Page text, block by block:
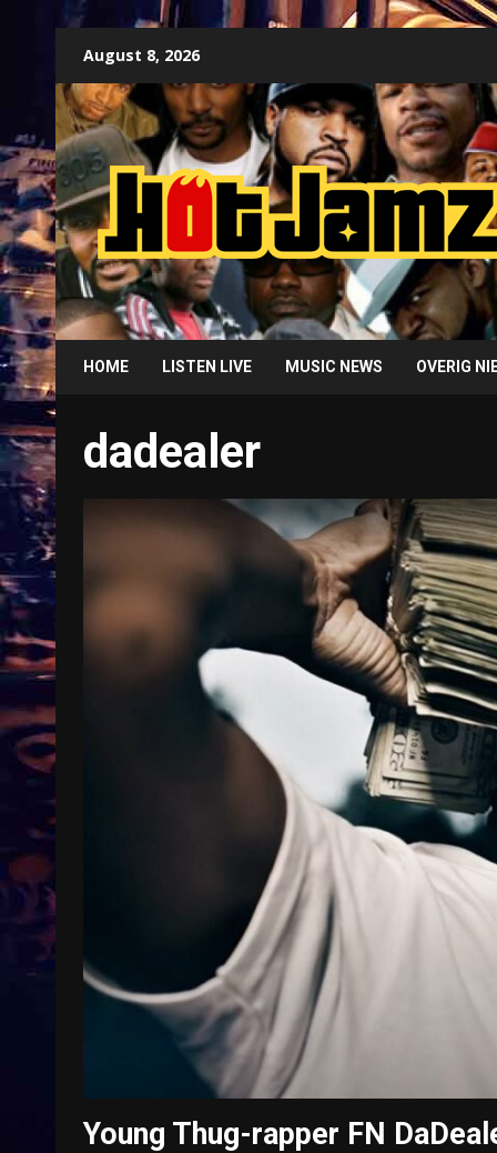
content
August 8, 2026
HOME LISTEN LIVE MUSIC NEWS OVERIG
dadealer
Young Thug-rapper FN
Treinkaartjes worden duurder,
abonnementen verdwijnen